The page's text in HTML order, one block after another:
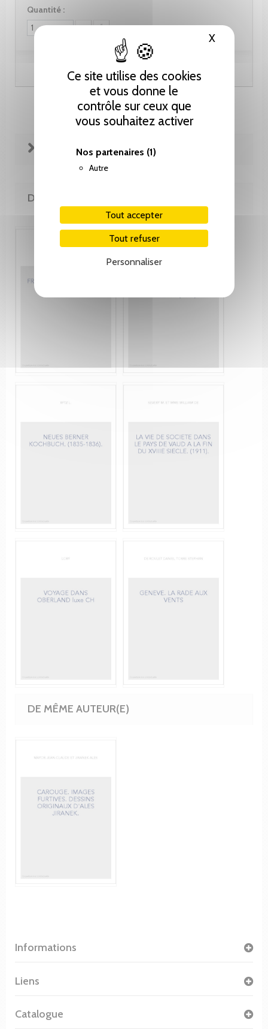
Ce site utilise des cookies
et vous donne le
contrôle sur ceux que
vous souhaitez activer
Nos partenaires (1)
Autre
Tout accepter
Tout refuser
Personnaliser
XMasquer
Quantité :
Ajouter au panier
FICHE TECHNIQUE
DE LA MÊME COLLECTION
DE MÊME AUTEUR(E)
Informations
Liens
Catalogue